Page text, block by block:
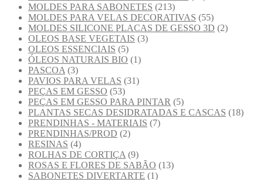
MOLDES PARA SABONETES (213)
MOLDES PARA VELAS DECORATIVAS (55)
MOLDES SILICONE PLACAS DE GESSO 3D (2)
OLEOS BASE VEGETAIS (3)
OLEOS ESSENCIAIS (5)
ÓLEOS NATURAIS BIO (1)
PASCOA (3)
PAVIOS PARA VELAS (31)
PEÇAS EM GESSO (53)
PEÇAS EM GESSO PARA PINTAR (5)
PLANTAS SECAS DESIDRATADAS E CASCAS (18)
PRENDINHAS - MATERIAIS (7)
PRENDINHAS/PROD (2)
RESINAS (4)
ROLHAS DE CORTIÇA (9)
ROSAS E FLORES DE SABÃO (13)
SABONETES DIVERTARTE (1)